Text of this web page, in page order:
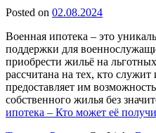
Posted on 02.08.2024
Военная ипотека – это
поддержки для
приобрести жильё на
рассчитана на тех, кто
предоставляет им
собственного жилья без
ипотека – Кто может её